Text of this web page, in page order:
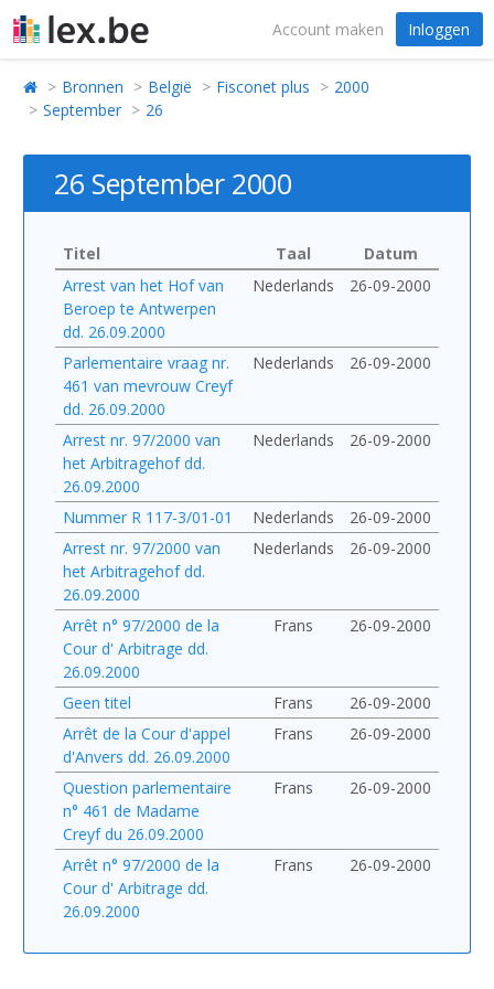
Account maken Inloggen
Bronnen België Fisconet plus
2000
September
26
26 September 2000
Titel Taal
Datum
Arrest van het Hof van
Beroep te Antwerpen
dd. 26.09.2000
Nederlands 26-09-2000
Parlementaire vraag nr.
461 van mevrouw Creyf
dd. 26.09.2000
Nederlands 26-09-2000
Arrest nr. 97/2000 van
het Arbitragehof dd.
26.09.2000
Nederlands 26-09-2000
Nummer R 117-3/01-01 Nederlands
26-09-2000
Arrest nr. 97/2000 van
het Arbitragehof dd.
26.09.2000
Nederlands 26-09-2000
Arrêt n° 97/2000 de la
Cour d' Arbitrage dd.
26.09.2000
Frans 26-09-2000
Geen titel Frans
26-09-2000
Arrêt de la Cour d'appel
d'Anvers dd. 26.09.2000
Frans 26-09-2000
Question parlementaire
n° 461 de Madame
Creyf du 26.09.2000
Frans 26-09-2000
Arrêt n° 97/2000 de la
Cour d' Arbitrage dd.
26.09.2000
Frans 26-09-2000